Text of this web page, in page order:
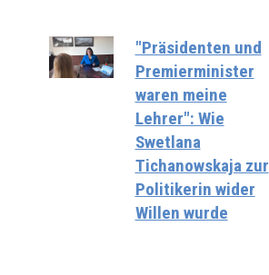
"Präsidenten und
Premierminister
waren meine
Lehrer": Wie
Swetlana
Tichanowskaja zur
Politikerin wider
Willen wurde